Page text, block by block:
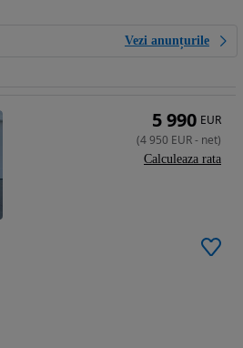
Vezi anunțurile
5 990 EUR
(4 950 EUR- net)
Calculeaza rata